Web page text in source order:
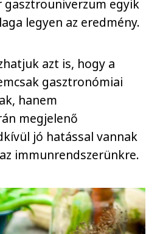
gasztrouniverzum egyik
legyen az eredmény.
azt is, hogy a
gasztronómiai
hanem
megjelenő
jó hatással vannak
immunrendszerünkre.